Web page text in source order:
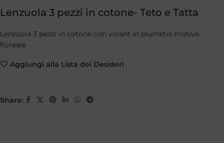
Lenzuola 3 pezzi in cotone- Teto e Tatta
Lenzuola 3 pezzi in cotone con volant in plumetis motivo
floreale
Aggiungi alla Lista dei Desideri
Share: